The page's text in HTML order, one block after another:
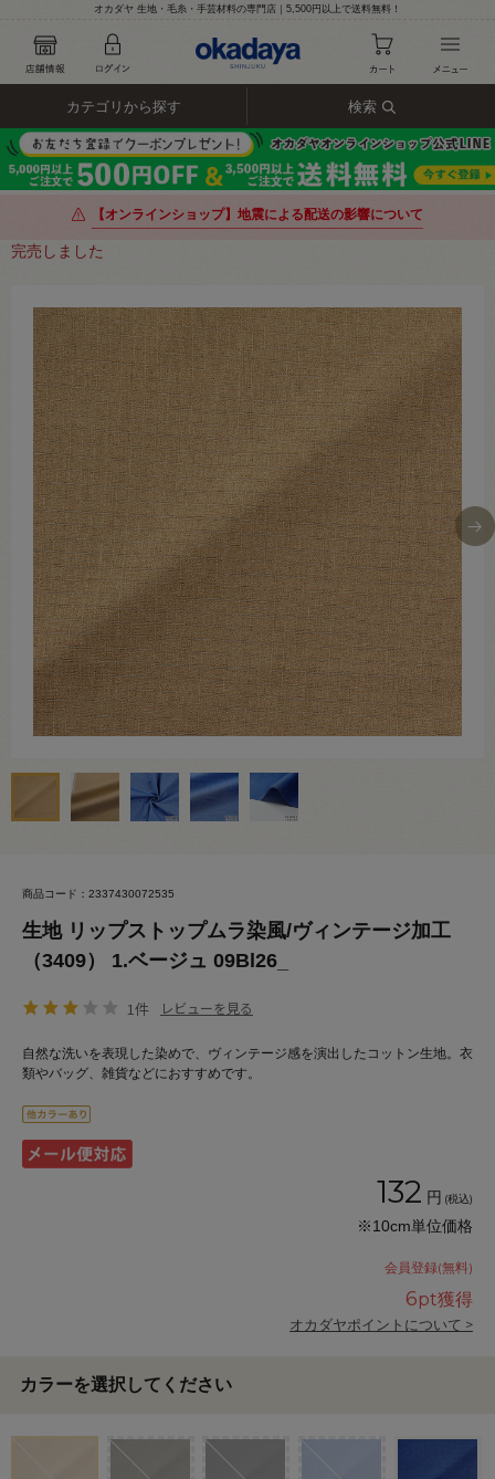
オカダヤ 生地・毛糸・手芸材料の専門店｜5,500円以上で送料無料！
カテゴリから探す 検索
【オンラインショップ】地震による配送の影響について
完売しました
商品コード：2337430072535
生地 リップストップムラ染風/ヴィンテージ加工
（3409） 1.ベージュ 09Bl26_
1件 レビューを見る
自然な洗いを表現した染めで、ヴィンテージ感を演出したコットン生地。衣
類やバッグ、雑貨などにおすすめです。
132 円 (税込)
※10cm単位価格
会員登録(無料)
6pt獲得
オカダヤポイントについて >
カラーを選択してください